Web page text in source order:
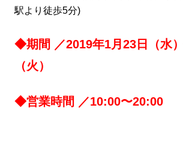
駅より徒歩5分)
◆期間 ／2019年1月23日（水
（火）
◆営業時間 ／10:00〜20:00